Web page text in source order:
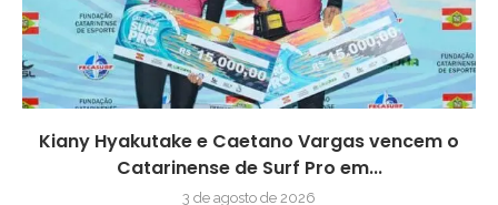
Kiany Hyakutake e Caetano Vargas vencem o
Catarinense de Surf Pro em...
3 de agosto de 2026